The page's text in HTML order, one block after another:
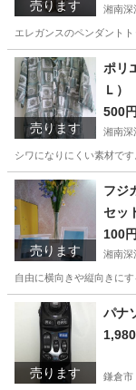
売ります 湘南深
エレガンスのペンダント
神奈川 鎌倉市 湘
売ります
ポリ
Ｌ）
500円
湘南深
シワになりにくい素材で
神奈川 鎌倉市
売ります
フジ
セッ
100円
湘南深
自由に横向きや縦向きに
神奈川 鎌倉市
売ります
パナ
鎌倉市